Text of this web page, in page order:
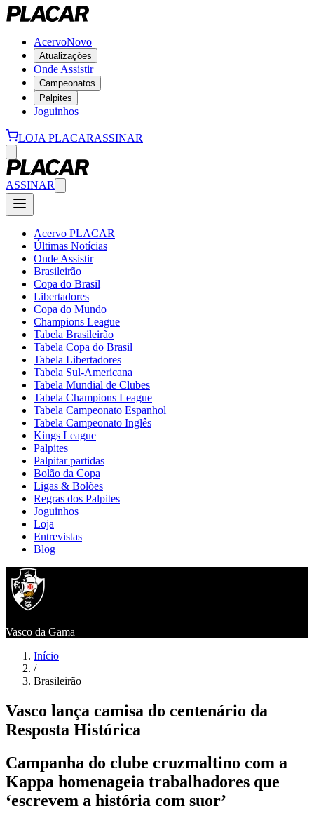
AcervoNovo
Atualizações
Onde Assistir
Campeonatos
Palpites
Joguinhos
LOJA PLACARASSINAR
ASSINAR
Acervo PLACAR
Últimas Notícias
Onde Assistir
Brasileirão
Copa do Brasil
Libertadores
Copa do Mundo
Champions League
Tabela Brasileirão
Tabela Copa do Brasil
Tabela Libertadores
Tabela Sul-Americana
Tabela Mundial de Clubes
Tabela Champions League
Tabela Campeonato Espanhol
Tabela Campeonato Inglês
Kings League
Palpites
Palpitar partidas
Bolão da Copa
Ligas & Bolões
Regras dos Palpites
Joguinhos
Loja
Entrevistas
Blog
Vasco da Gama
Início
/
Brasileirão
Vasco lança camisa do centenário da
Resposta Histórica
Campanha do clube cruzmaltino com a
Kappa homenageia trabalhadores que
‘escrevem a história com suor’